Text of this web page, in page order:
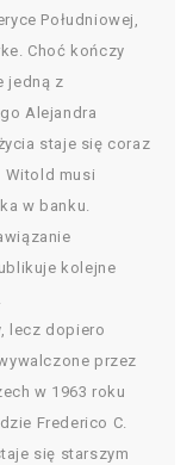
Południowej,
Choć kończy
jedną z
Alejandra
staje się coraz
musi
w banku.
kolejne
lecz dopiero
przez
w 1963 roku
Frederico C.
się starszym